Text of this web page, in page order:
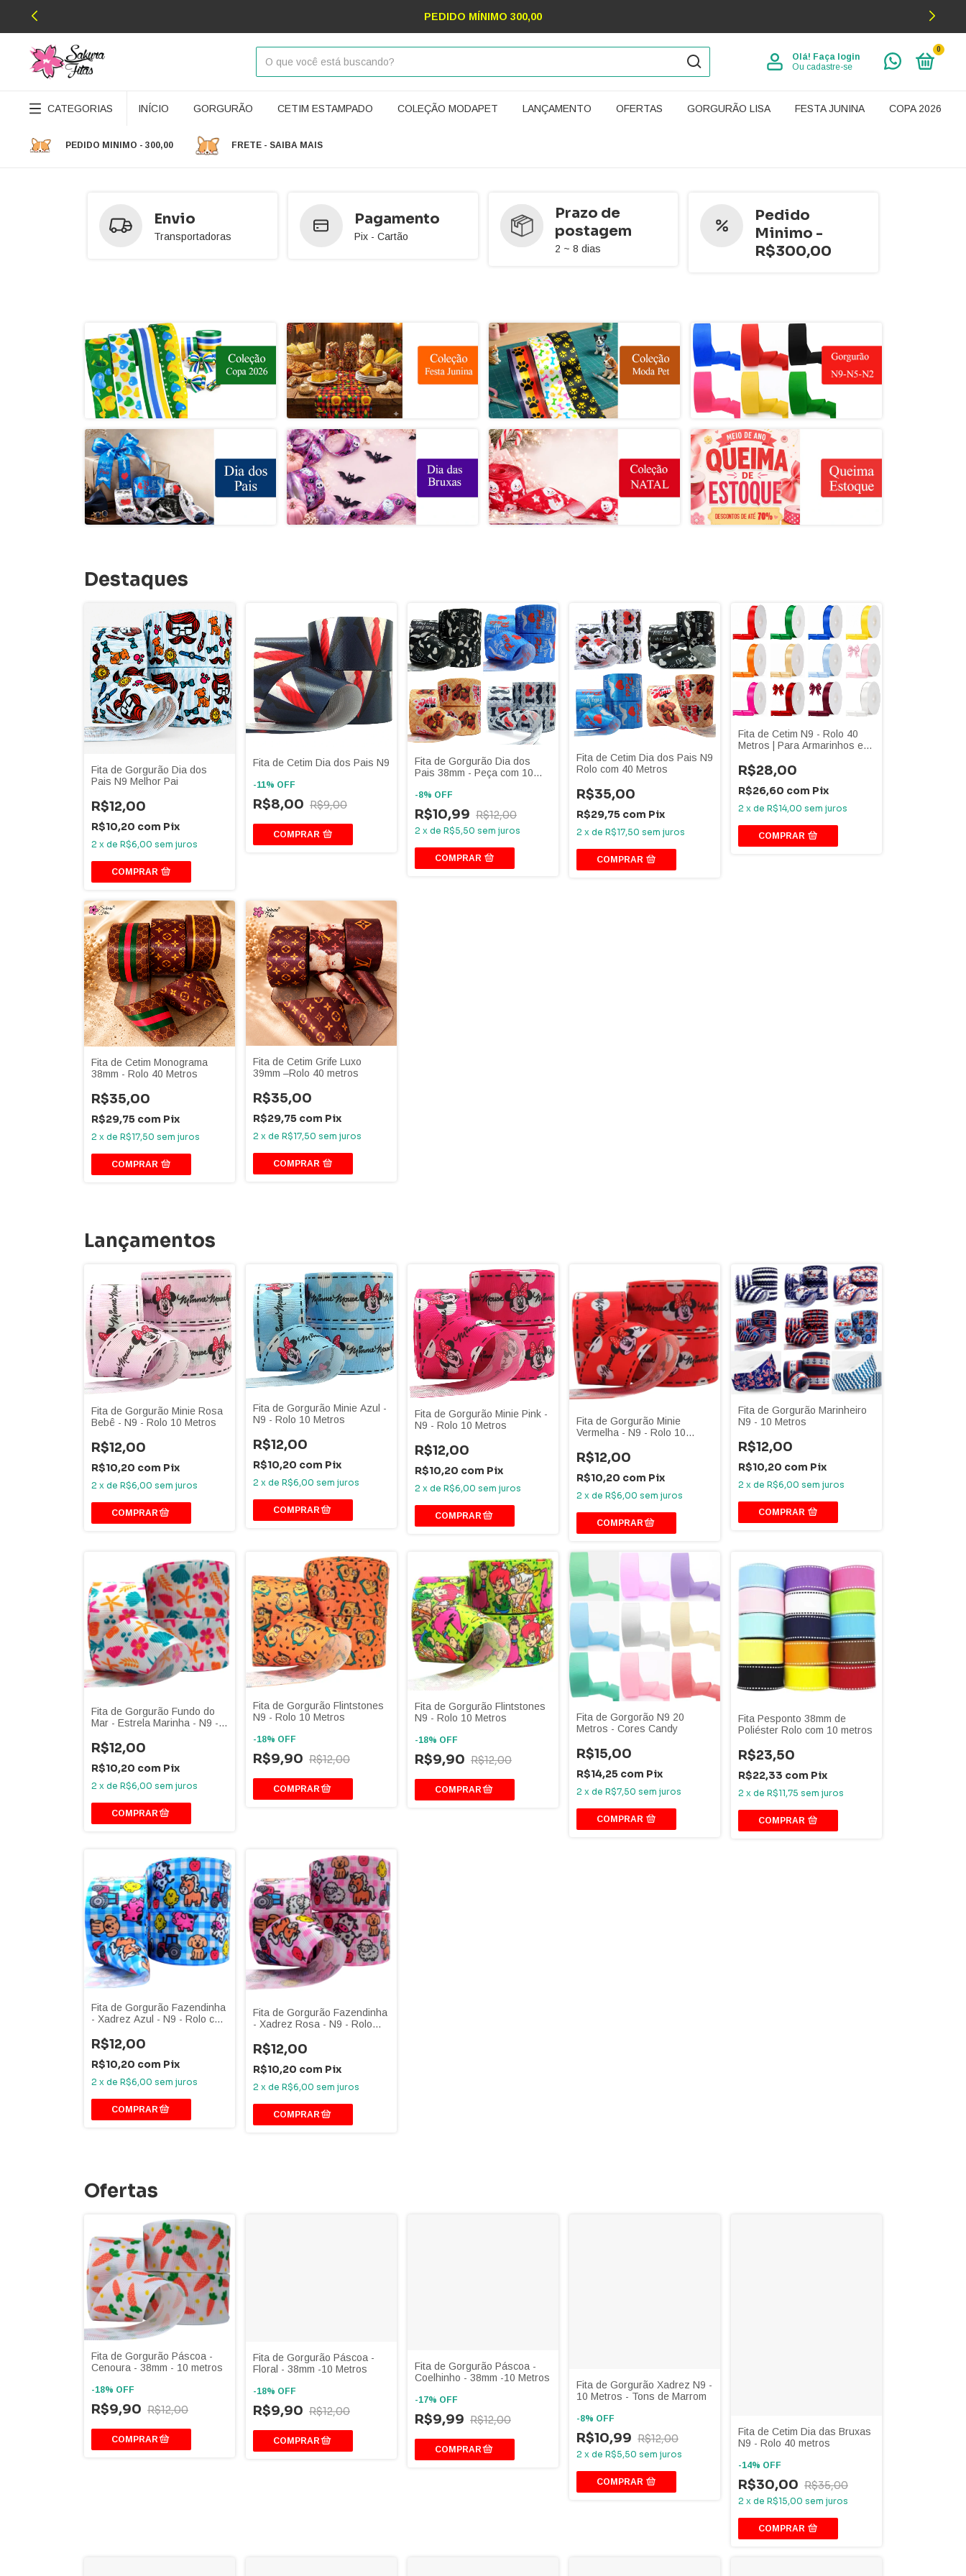
PRAZO DE POSTAGEM 5 ~ 8 DIAS
Olá! Faça login
Ou cadastre-se
0
CATEGORIAS INÍCIO GORGURÃO CETIM ESTAMPADO COLEÇÃO MODAPET LANÇAMENTO OFERTAS GORGURÃO LISA FESTA JUNINA COPA 2026
PEDIDO MINIMO - 300,00 FRETE - SAIBA MAIS
Envio
Transportadoras
Pagamento
Pix - Cartão
Prazo de
postagem
2 ~ 8 dias
Pedido
Minimo -
R$300,00
Destaques
Fita de Gorgurão Dia dos
Pais N9 Melhor Pai
R$12,00
R$10,20 com Pix
2 x de R$6,00 sem juros
COMPRAR
Fita de Cetim Dia dos Pais N9
-11% OFF
R$8,00 R$9,00
COMPRAR
Fita de Gorgurão Dia dos
Pais 38mm - Peça com 10
-8% OFF
R$10,99 R$12,00
2 x de R$5,50 sem juros
COMPRAR
Fita de Cetim Dia dos Pais N9
Rolo com 40 Metros
R$35,00
R$29,75 com Pix
2 x de R$17,50 sem juros
COMPRAR
Fita de Cetim N9 - Rolo 40
Metros | Para Armarinhos e
R$28,00
R$26,60 com Pix
2 x de R$14,00 sem juros
COMPRAR
Fita de Cetim Monograma
38mm - Rolo 40 Metros
R$35,00
R$29,75 com Pix
2 x de R$17,50 sem juros
COMPRAR
Fita de Cetim Grife Luxo
39mm –Rolo 40 metros
R$35,00
R$29,75 com Pix
2 x de R$17,50 sem juros
COMPRAR
Lançamentos
Fita de Gorgurão Minie Rosa
Bebê - N9 - Rolo 10 Metros
R$12,00
R$10,20 com Pix
2 x de R$6,00 sem juros
Fita de Gorgurão Minie Azul -
N9 - Rolo 10 Metros
R$12,00
R$10,20 com Pix
2 x de R$6,00 sem juros
Fita de Gorgurão Minie Pink -
N9 - Rolo 10 Metros
R$12,00
R$10,20 com Pix
2 x de R$6,00 sem juros
Fita de Gorgurão Minie
Vermelha - N9 - Rolo 10
R$12,00
R$10,20 com Pix
2 x de R$6,00 sem juros
Fita de Gorgurão Marinheiro
N9 - 10 Metros
R$12,00
R$10,20 com Pix
2 x de R$6,00 sem juros
COMPRAR
Fita de Gorgurão Fundo do
Mar - Estrela Marinha - N9 -
R$12,00
R$10,20 com Pix
2 x de R$6,00 sem juros
Fita de Gorgurão Flintstones
N9 - Rolo 10 Metros
-18% OFF
R$9,90 R$12,00
Fita de Gorgurão Flintstones
N9 - Rolo 10 Metros
-18% OFF
R$9,90 R$12,00
Fita de Gorgorão N9 20
Metros - Cores Candy
R$15,00
R$14,25 com Pix
2 x de R$7,50 sem juros
COMPRAR
Fita Pesponto 38mm de
Poliéster Rolo com 10 metros
R$23,50
R$22,33 com Pix
2 x de R$11,75 sem juros
COMPRAR
Fita de Gorgurão Fazendinha
- Xadrez Azul - N9 - Rolo com
R$12,00
R$10,20 com Pix
2 x de R$6,00 sem juros
Fita de Gorgurão Fazendinha
- Xadrez Rosa - N9 - Rolo
R$12,00
R$10,20 com Pix
2 x de R$6,00 sem juros
Ofertas
Fita de Gorgurão Páscoa -
Cenoura - 38mm - 10 metros
-18% OFF
R$9,90 R$12,00
Fita de Gorgurão Páscoa -
Floral - 38mm -10 Metros
-18% OFF
R$9,90 R$12,00
Fita de Gorgurão Páscoa -
Coelhinho - 38mm -10 Metros
-17% OFF
R$9,99 R$12,00
Fita de Gorgurão Xadrez N9 -
10 Metros - Tons de Marrom
-8% OFF
R$10,99 R$12,00
2 x de R$5,50 sem juros
COMPRAR
Fita de Cetim Dia das Bruxas
N9 - Rolo 40 metros
-14% OFF
R$30,00 R$35,00
2 x de R$15,00 sem juros
COMPRAR